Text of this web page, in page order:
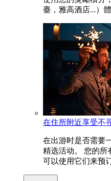
臺，雅高酒店...）
在住所附近享受不
在出游时是否需要
精选活动。 您的所
可以使用它们来预